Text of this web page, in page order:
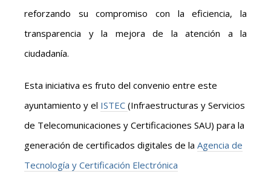
reforzando su compromiso con la eficiencia, la
transparencia y la mejora de la atención a la
ciudadanía.
Esta iniciativa es fruto del convenio entre este
ayuntamiento y el ISTEC (Infraestructuras y Servicios
de Telecomunicaciones y Certificaciones SAU) para la
generación de certificados digitales de la Agencia de
Tecnología y Certificación Electrónica